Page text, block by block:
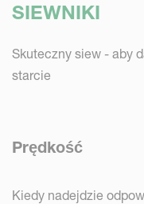
SIEWNIKI
Skuteczny siew - aby
starcie
Prędkość
Kiedy nadejdzie